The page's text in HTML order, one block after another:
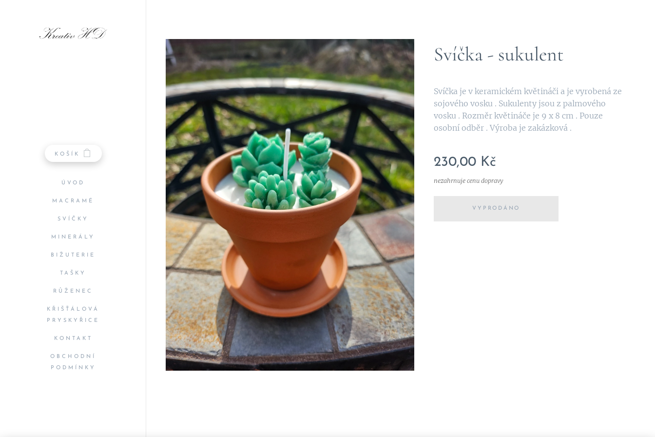
KOŠÍK
ÚVOD
MACRAMÉ
SVÍČKY
MINERÁLY
BIŽUTERIE
TAŠKY
RŮŽENEC
KŘIŠŤÁLOVÁ
PRYSKYŘICE
KONTAKT
OBCHODNÍ
PODMÍNKY
Svíčka - sukulent
Svíčka je v keramickém květináči a je vyrobená ze
sojového vosku . Sukulenty jsou z palmového
vosku . Rozměr květináče je 9 x 8 cm . Pouze
osobní odběr . Výroba je zakázková .
230,00 Kč
nezahrnuje cenu dopravy
VYPRODÁNO